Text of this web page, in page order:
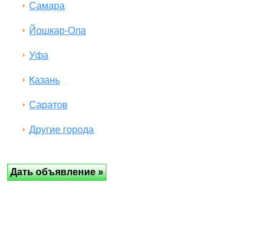
Самара
Йошкар-Ола
Уфа
Казань
Саратов
Другие города